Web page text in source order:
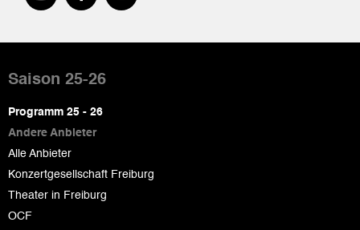
de
page
Saison 25-26
Programm 25 - 26
Andere Anbieter
Alle Anbieter
Konzertgesellschaft Freiburg
Theater in Freiburg
OCF